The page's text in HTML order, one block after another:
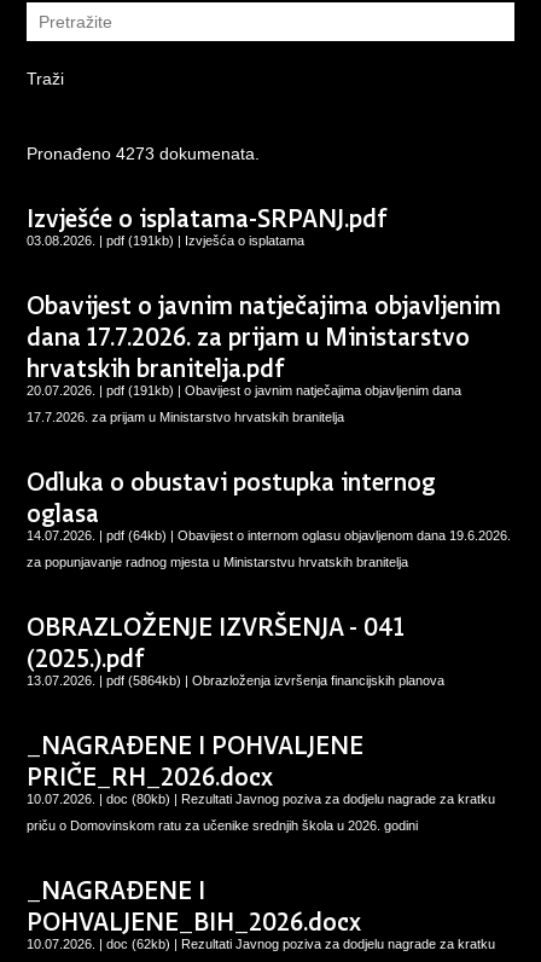
Pronađeno 4273 dokumenata.
Izvješće o isplatama-SRPANJ.pdf
03.08.2026. | pdf (191kb) | Izvješća o isplatama
Obavijest o javnim natječajima objavljenim
dana 17.7.2026. za prijam u Ministarstvo
hrvatskih branitelja.pdf
20.07.2026. | pdf (191kb) |Obavijest o javnim natječajima objavljenim dana
17.7.2026. za prijam u Ministarstvo hrvatskih branitelja
Odluka o obustavi postupka internog
oglasa
14.07.2026. | pdf (64kb) |Obavijest o internom oglasu objavljenom dana 19.6.2026.
za popunjavanje radnog mjesta u Ministarstvu hrvatskih branitelja
OBRAZLOŽENJE IZVRŠENJA - 041
(2025.).pdf
13.07.2026. | pdf (5864kb) |Obrazloženja izvršenja financijskih planova
_NAGRAĐENE I POHVALJENE
PRIČE_RH_2026.docx
10.07.2026. | doc (80kb) |Rezultati Javnog poziva za dodjelu nagrade za kratku
priču o Domovinskom ratu za učenike srednjih škola u 2026. godini
_NAGRAĐENE I
POHVALJENE_BIH_2026.docx
10.07.2026. | doc (62kb) |Rezultati Javnog poziva za dodjelu nagrade za kratku